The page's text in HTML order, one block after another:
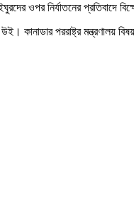
ওপর নির্যাতনের প্রতিবাদে
কানাডার পররাষ্ট্র মন্ত্রণালয়